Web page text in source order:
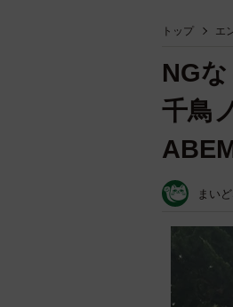
トップ エ
NG
千鳥
まい